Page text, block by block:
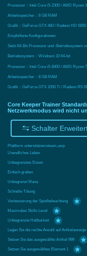
Prozessor：Intel Core i5-2300 / AMD Ryzen
Arbeitsspeicher：8 GB RAM
Grafik：GeForce GTX 460 / Radeon HD 5850
Empfohlene Konfigurationen:
Setzt 64-Bit-Prozessor und -Betriebssystem
Betriebssystem：Windows 10 64-bit
Prozessor：Intel Core i5-8400 / AMD Ryzen
Arbeitsspeicher：8 GB RAM
Grafik：GeForce GTX 1050 Ti / Radeon R9
Core Keeper Trainer
Netzwerkmodus wird nicht
Schalter
Plattform unterstützen:steam,uwp
Unendliches Leben
Unbegrenztes Essen
Einfach graben
Unbegrenzt Mana
Schnelle Tötung
Verbesserung der Spielbeleuchtung
Maximales Skills Level
Unbegrenzte Haltbarkeit
Legen Sie die rechte Anzahl auf Artikelanzeige
Setzen Sie das ausgewählte Artikel 999
Setzen Sie ausgewähltes Element 1